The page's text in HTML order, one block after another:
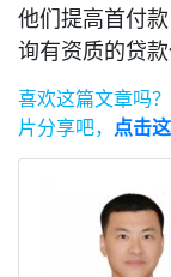
他们提高首付
询有资质的贷款
喜欢这篇文章吗？
片分享吧， 点击